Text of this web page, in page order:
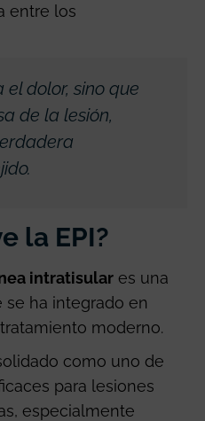
entre los
el dolor, sino que
de la lesión,
la EPI?
intratisular es una
ha integrado en
moderno.
como uno de
para lesiones
especialmente